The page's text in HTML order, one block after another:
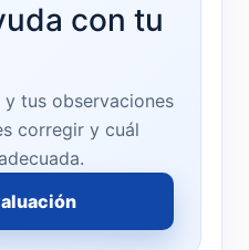
con tu
tus observaciones
corregir y cuál